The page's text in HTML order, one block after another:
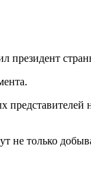
президент
не только